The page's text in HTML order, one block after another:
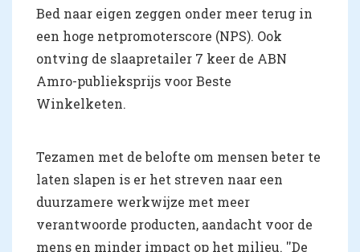
Bed naar eigen zeggen onder meer terug in
een hoge netpromoterscore (NPS). Ook
ontving de slaapretailer 7 keer de ABN
Amro-publieksprijs voor Beste
Winkelketen.
Tezamen met de belofte om mensen beter te
laten slapen is er het streven naar een
duurzamere werkwijze met meer
verantwoorde producten, aandacht voor de
mens en minder impact op het milieu. ''De